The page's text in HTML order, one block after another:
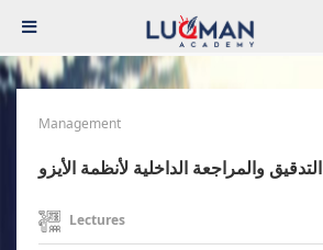
Management
التدقيق والمراجعة الداخلية لأنظمة الأيزو
Lectures